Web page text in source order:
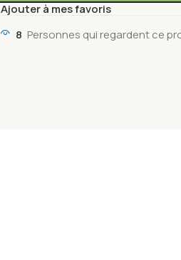
Ajouter à mes favoris
8 Personnes qui regardent ce